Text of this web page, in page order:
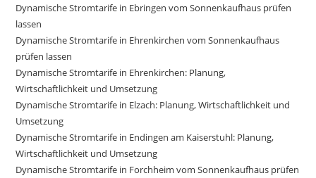
Dynamische Stromtarife in Ebringen vom Sonnenkaufhaus prüfen
lassen
Dynamische Stromtarife in Ehrenkirchen vom Sonnenkaufhaus
prüfen lassen
Dynamische Stromtarife in Ehrenkirchen: Planung,
Wirtschaftlichkeit und Umsetzung
Dynamische Stromtarife in Elzach: Planung, Wirtschaftlichkeit und
Umsetzung
Dynamische Stromtarife in Endingen am Kaiserstuhl: Planung,
Wirtschaftlichkeit und Umsetzung
Dynamische Stromtarife in Forchheim vom Sonnenkaufhaus prüfen